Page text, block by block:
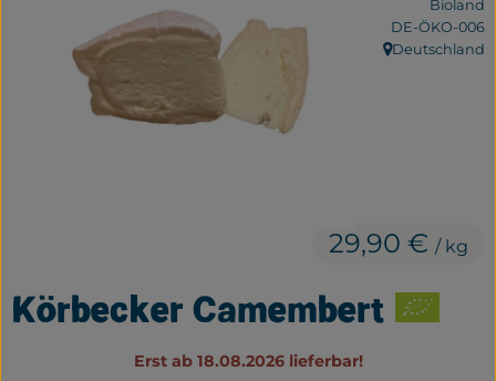
Bäckerei
Haltbares
Geplante Kisten
Körbecker Camembert
29,90 € / kg
Bioland
, Kontrollstelle:
DE-ÖKO-006
, Herkunft:
Deutschland
Erst ab 18.08.2026 lieferbar!